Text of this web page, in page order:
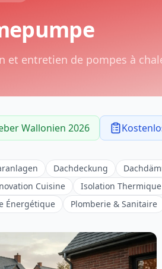
et entretien de pompes à
Wallonien 2026
Dachdeckung
Cuisine Isolation Thermique
Énergétique
Plomberie & Sanitaire